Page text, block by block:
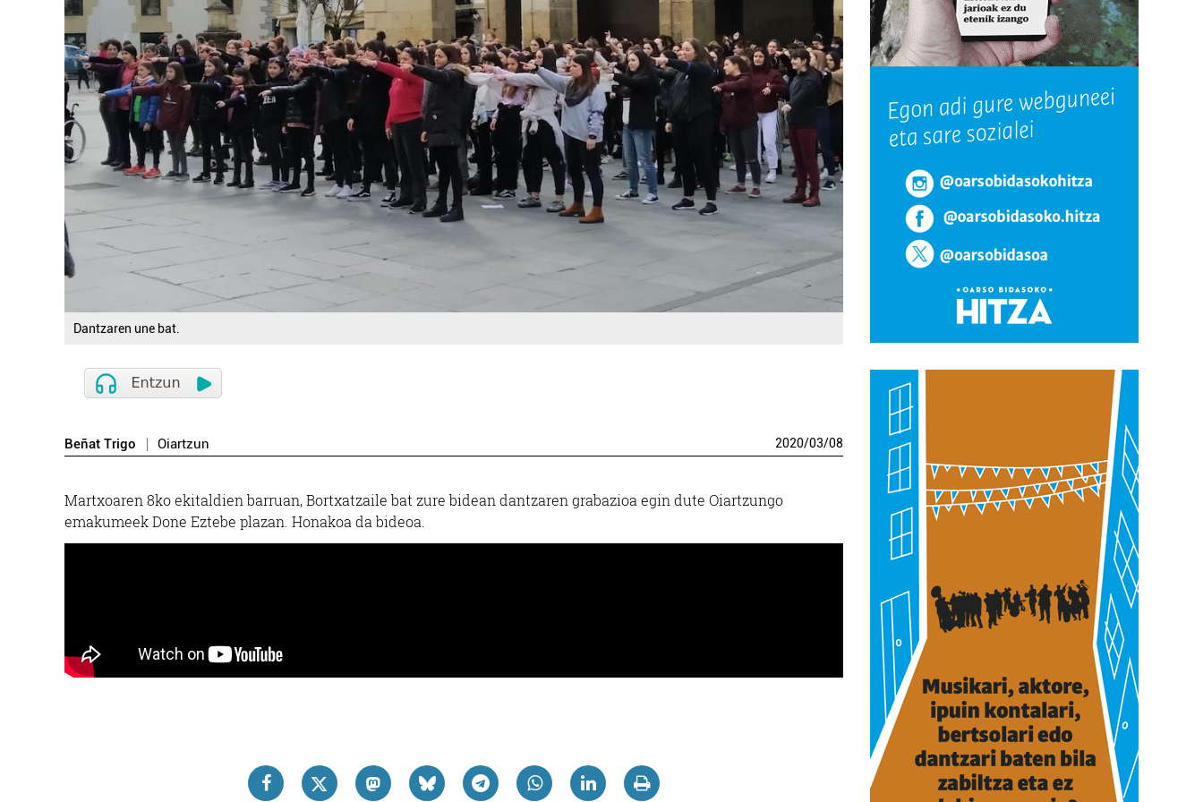
Dantzaren une bat.
Beñat Trigo Oiartzun 2020/03/08
Martxoaren 8ko ekitaldien barruan, Bortxatzaile bat zure bidean dantzaren grabazioa egin dute Oiartzungo
emakumeek Done Eztebe plazan. Honakoa da bideoa.